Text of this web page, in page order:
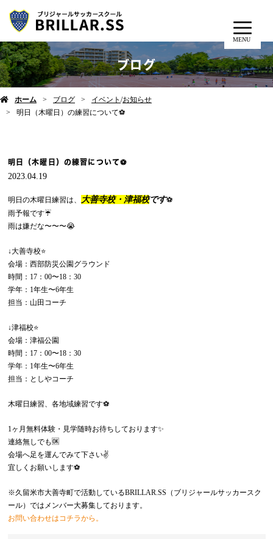
MENU
ブログ
ホーム ブログ イベント /お知らせ
明日（木曜日）の練習について⚽️
明日（木曜日）の練習について⚽️
2023.04.19
明日の木曜日練習は、 大善寺校・津福校です⚽️
雨予報です☔️
雨は嫌だな〜〜〜😭
↓大善寺校⭐️
会場：西部防災公園グラウンド
時間：17：00〜18：30
学年：1年生〜6年生
担当：山田コーチ
↓津福校⭐️
会場：津福公園
時間：17：00〜18：30
学年：1年生〜6年生
担当：としやコーチ
木曜日練習、各地域練習です⚽️
1ヶ月無料体験・見学随時お待ちしております✨
連絡無しでも🆗
会場へ足を運んでみて下さい✌️
宜しくお願いします⚽️
※久留米市大善寺町で活動しているBRILLAR.SS（ブリジャールサッカースク
ール）ではメンバー大募集しております。
お問い合わせはコチラから。